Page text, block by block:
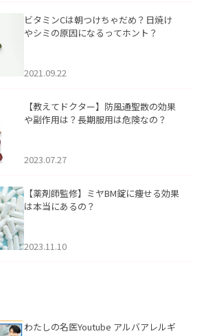
ビタミンCは朝つけちゃだめ？日焼け
やシミの原因になるってホント？
2021.09.22
【教えてドクター】防風通聖散の効果
や副作用は？長期服用は危険なの？
2023.07.27
【薬剤師監修】ミヤBM錠に痩せる効果
は本当にあるの？
2023.11.10
わたしの名医Youtube アルバアレルギ